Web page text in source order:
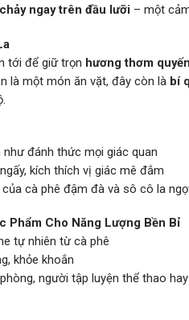
ngay trên đầu lưỡi – một
tới để giữ trọn hương thơm
là một món ăn vặt, đây còn là bí
đánh thức mọi giác quan
kích thích vị giác mê đắm
cà phê đậm đà và sô cô la
Phẩm Cho Năng Lượng Bền Bỉ
tự nhiên từ cà phê
khỏe khoắn
người tập luyện thể thao